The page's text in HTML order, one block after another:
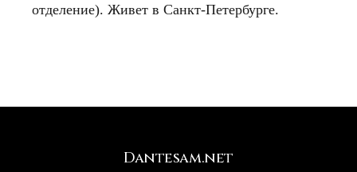
отделение). Живет в Санкт-Петербурге.
Dantesam.net